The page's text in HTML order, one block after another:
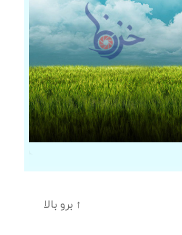
↑ برو بالا